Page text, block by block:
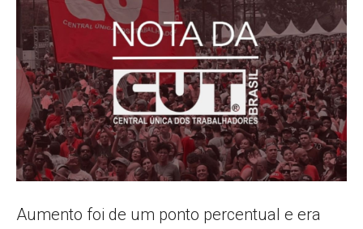
AL
Aumento foi de um ponto percentual e era